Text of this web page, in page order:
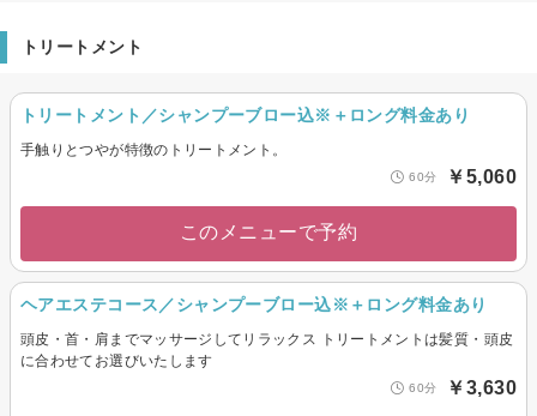
トリートメント
トリートメント／シャンプーブロー込※＋ロング料金あり
手触りとつやが特徴のトリートメント。
60分 ￥5,060
このメニューで予約
ヘアエステコース／シャンプーブロー込※＋ロング料金あり
頭皮・首・肩までマッサージしてリラックス トリートメントは髪質・頭皮
に合わせてお選びいたします
60分 ￥3,630